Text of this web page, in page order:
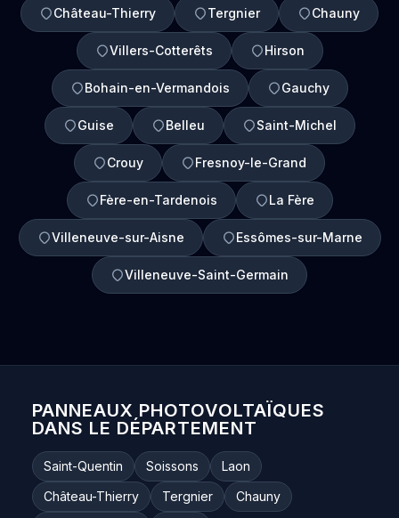
Château-Thierry Tergnier Chauny
Villers-Cotterêts Hirson
Bohain-en-Vermandois Gauchy
Guise Belleu Saint-Michel
Crouy Fresnoy-le-Grand
Fère-en-Tardenois La Fère
Villeneuve-sur-Aisne Essômes-sur-Marne
Villeneuve-Saint-Germain
PANNEAUX PHOTOVOLTAÏQUES
DANS LE DÉPARTEMENT
Saint-Quentin Soissons
Laon
Château-Thierry
Tergnier
Chauny